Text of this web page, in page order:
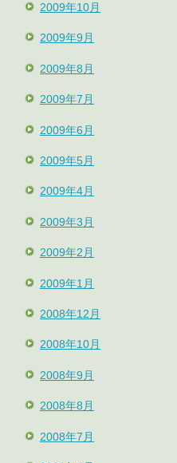
2009年10月
2009年9月
2009年8月
2009年7月
2009年6月
2009年5月
2009年4月
2009年3月
2009年2月
2009年1月
2008年12月
2008年10月
2008年9月
2008年8月
2008年7月